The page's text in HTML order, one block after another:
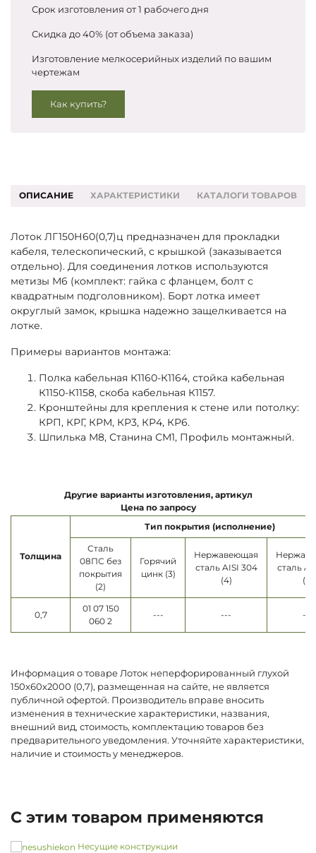
Срок изготовления от 1 рабочего дня
Скидка до 40% (от объема заказа)
Изготовление мелкосерийных изделий по вашим
чертежам
Как купить?
ОПИСАНИЕ ХАРАКТЕРИСТИКИ КАТАЛОГИ ТОВАРОВ
Лоток ЛГ150Н60(0,7)ц предназначен для прокладки
кабеля, телескопический, с крышкой (заказывается
отдельно). Для соединения лотков используются
метизы М6 (комплект: гайка с фланцем, болт с
квадратным подголовником). Борт лотка имеет
округлый замок, крышка надежно защелкивается на
лотке.
Примеры вариантов монтажа:
Полка кабельная К1160-К1164, стойка кабельная
К1150-К1158, скоба кабельная К1157.
Кронштейны для крепления к стене или потолку:
КРП, КРГ, КРМ, КР3, КР4, КР6.
Шпилька М8, Станина СМ1, Профиль монтажный.
Другие варианты изготовления, артикул
Цена по запросу
Толщина
Тип покрытия (исполнение)
Сталь
08ПС без
покрытия
(2)
Горячий
цинк (3)
Нержавеющая
сталь AISI 304
(4)
сталь
(5)
0,7
01 07 150
060 2
--- --- ---
Информация о товаре Лоток неперфорированный глухой
150х60х2000 (0,7), размещенная на сайте, не является
публичной офертой. Производитель вправе вносить
изменения в технические характеристики, названия,
внешний вид, стоимость, комплектацию товаров без
предварительного уведомления. Уточняйте характеристики,
наличие и стоимость у менеджеров.
С этим товаром применяются
Несущие конструкции